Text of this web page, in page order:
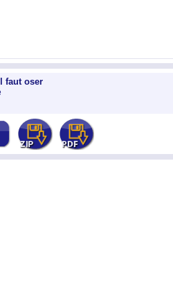
faut oser